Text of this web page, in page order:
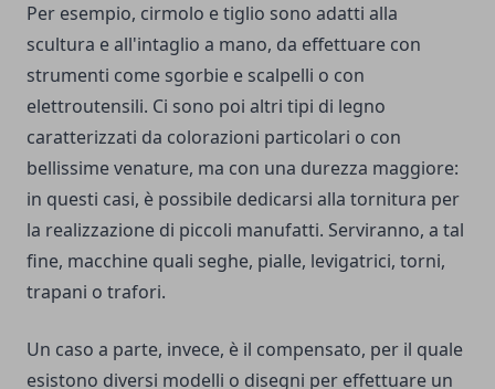
Per esempio, cirmolo e tiglio sono adatti alla
scultura e all'intaglio a mano, da effettuare con
strumenti come sgorbie e scalpelli o con
elettroutensili. Ci sono poi altri tipi di legno
caratterizzati da colorazioni particolari o con
bellissime venature, ma con una durezza maggiore:
in questi casi, è possibile dedicarsi alla tornitura per
la realizzazione di piccoli manufatti. Serviranno, a tal
fine, macchine quali seghe, pialle, levigatrici, torni,
trapani o trafori.
Un caso a parte, invece, è il compensato, per il quale
esistono diversi modelli o disegni per effettuare un